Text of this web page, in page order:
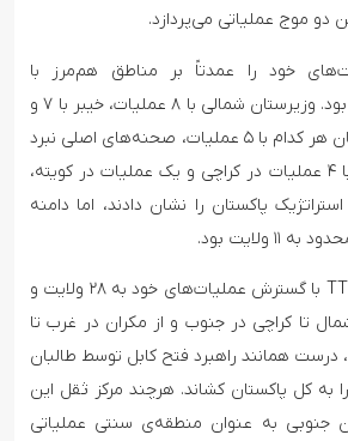
دو موج عملیاتی می‌پردازد.
خود را عمدتاً بر مناطق هم‌مرز با
افغانستان متمرکز کرده بود. وزیرستان شمالی با ۸ عملیات، خیبر با ۷ و
باجوړ، پشاور و بلوچستان هر کدام با ۵ عملیات، صحنه‌های اصلی نبرد
این گروه بودند. آن‌ها با ۴ عملیات در کراچی و یک عملیات در کویته،
پاکستان را نشان دادند، اما دامنه
ولایت بود.
در مقابل، بدنه اصلی TTP با گسترش عملیات‌های خود به ۲۸ ولایت و
تا کراچی در جنوب و از مکران در غرب تا
همانند راهبرد فتح کابل توسط طالبان
به کل پاکستان کشاند. هرچند مرکز ثقل این
جنوبی به عنوان منطقه‌ی سنتی عملیاتی